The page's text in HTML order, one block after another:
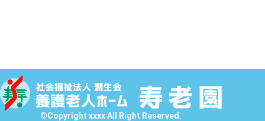
©Copyright xxxx All Right Reserved.